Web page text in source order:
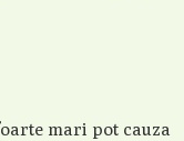
mari pot cauza